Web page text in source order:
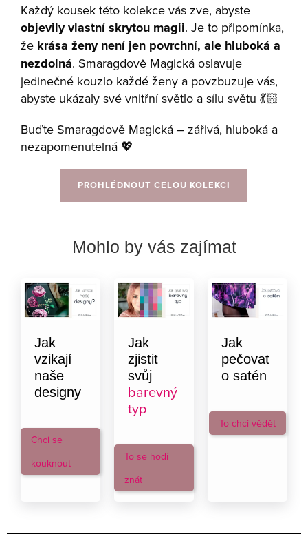
Každý kousek této kolekce vás zve, abyste
objevilyvlastní skrytou magii. Je to připomínka,
že krása ženy není jen povrchní, ale hluboká a
nezdolná. Smaragdově Magická oslavuje
jedinečné kouzlo každé ženy a povzbuzuje vás,
abyste ukázaly své vnitřní světlo a sílu světu 💃🏻
Buďte Smaragdově Magická – zářivá, hluboká a
nezapomenutelná 💖
PROHLÉDNOUT CELOU KOLEKCI
Mohlo by vás zajímat
Jak
vzikají
naše
designy
Chci se
kouknout
Jak
zjistit
svůj
barevný
typ
To se hodí
znát
Jak
pečovat
o satén
To chci vědět